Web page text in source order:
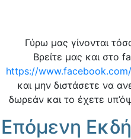
Γύρω μας γίνονται
Βρείτε μας και στο
https://
και μην διστάσετε να
δωρεάν και το έχετε
Επόμενη